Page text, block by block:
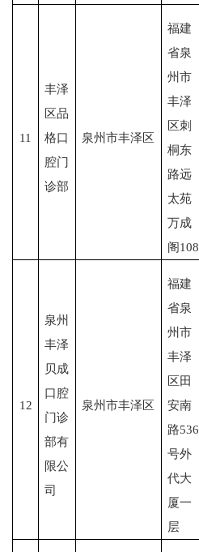
11
丰泽
区品
格口
腔门
诊部
泉州市丰泽区
福建
省泉
州市
丰泽
区刺
桐东
路远
太苑
万成
阁108
12
泉州
丰泽
贝成
口腔
门诊
部有
限公
司
泉州市丰泽区
福建
省泉
州市
丰泽
区田
安南
路536
号外
代大
厦一
层